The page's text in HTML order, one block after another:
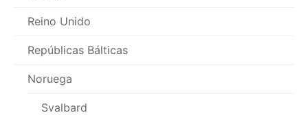
Reino Unido
Repúblicas Bálticas
Noruega
Svalbard